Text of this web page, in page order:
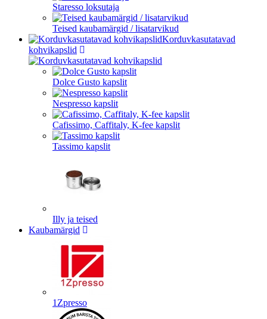
Staresso loksutaja
Teised kaubamärgid / lisatarvikud
Korduvkasutatavad
kohvikapslid
Dolce Gusto kapslit
Nespresso kapslit
Cafissimo, Caffitaly, K-fee kapslit
Tassimo kapslit
Illy ja teised
Kaubamärgid
1Zpresso